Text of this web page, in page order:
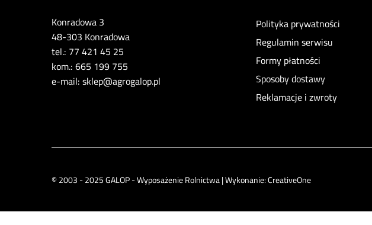
Konradowa 3
48-303 Konradowa
tel.: 77 421 45 25
kom.: 665 199 755
e-mail: sklep@agrogalop.pl
Polityka prywatności
Regulamin serwisu
Formy płatności
Sposoby dostawy
Reklamacje i zwroty
© 2003 - 2025 GALOP - Wyposażenie Rolnictwa | Wykonanie:CreativeOne